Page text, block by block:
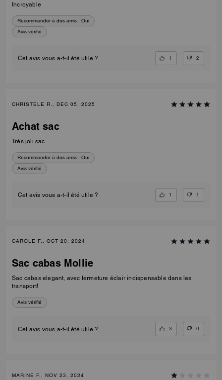
Incroyable
Recommander à des amis : Oui
Avis vérifié
Cet avis vous a-t-il été utile ? 1 2
CHRISTELE R., DEC 05, 2025
Achat sac
Très joli sac
Recommander à des amis : Oui
Avis vérifié
Cet avis vous a-t-il été utile ? 1 1
CAROLE F., OCT 20, 2024
Sac cabas Mollie
Sac cabas elegant, avec fermeture éclair indispensable dans les
transport!
Avis vérifié
Cet avis vous a-t-il été utile ? 3 0
MARINE F., NOV 23, 2024